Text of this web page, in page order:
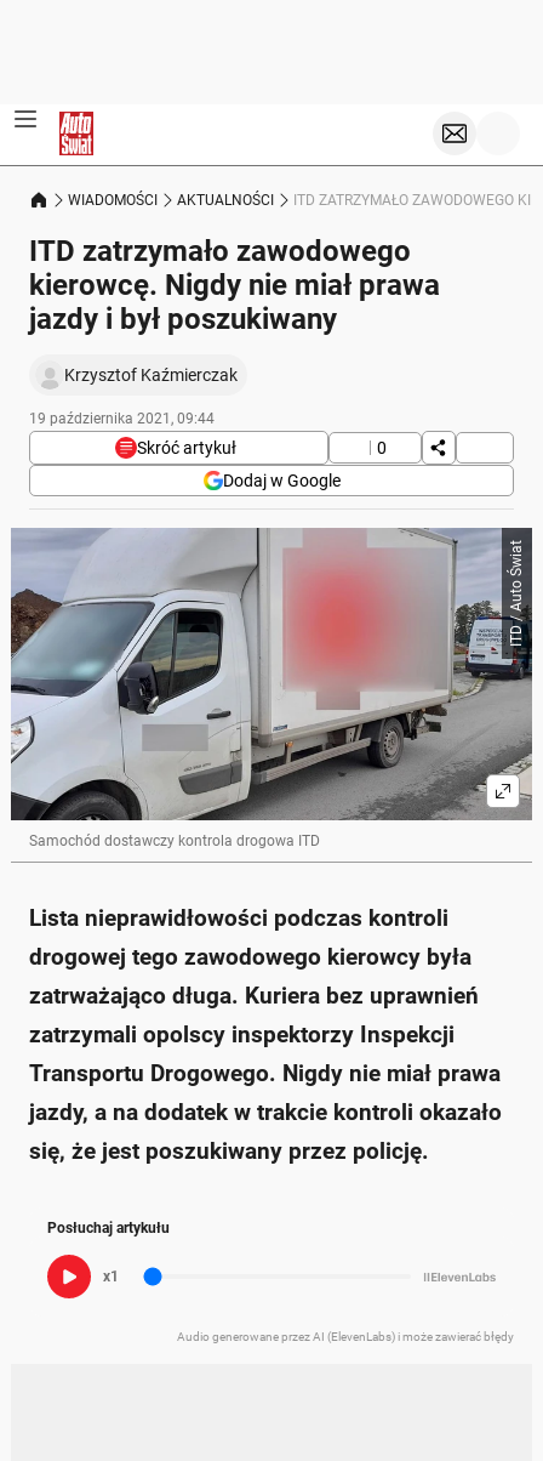
WIADOMOŚCI AKTUALNOŚCI ITD ZATRZYMAŁO ZAWODOWEGO
ITD zatrzymało zawodowego
kierowcę. Nigdy nie miał prawa
jazdy i był poszukiwany
Krzysztof Kaźmierczak
19 października 2021, 09:44
Skróć artykuł
0
Dodaj w Google
Poniżej streszczenie artykułu:
Skrót przygotowany przez Onet Czat z AI, może zawierać błędy.
Zatrzymano 21-letniego kuriera, który prowadził
busa bez prawa jazdy.
Mężczyzna był poszukiwany przez policję.
Pojazd nie miał ważnych badań technicznych i
wykazał wiele usterek.
Waga busa wyniosła 4,2 tony, przekraczając
dopuszczalną normę 3,5 tony.
Kurier otrzymał mandaty karne i został zatrzymany
przez policję.
Zapytaj o więcej Onet Czat z AI
ITD / Auto Świat
Samochód dostawczy kontrola drogowa ITD
Lista nieprawidłowości podczas kontroli
drogowej tego zawodowego kierowcy była
zatrważająco długa. Kuriera bez uprawnień
zatrzymali opolscy inspektorzy Inspekcji
Transportu Drogowego. Nigdy nie miał prawa
jazdy, a na dodatek w trakcie kontroli okazało
się, że jest poszukiwany przez policję.
Posłuchaj artykułu
x1
Audio generowane przez AI (ElevenLabs) i może zawierać błędy